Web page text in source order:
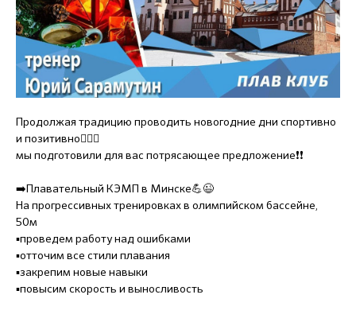
Продолжая традицию проводить новогодние дни спортивно
и позитивно🏊‍♀️🌈
мы подготовили для вас потрясающее предложение❗️❗️
➡️Плавательный КЭМП в Минске💪😉
На прогрессивных тренировках в олимпийском бассейне,
50м
▪️проведем работу над ошибками
▪️отточим все стили плавания
▪️закрепим новые навыки
▪️повысим скорость и выносливость